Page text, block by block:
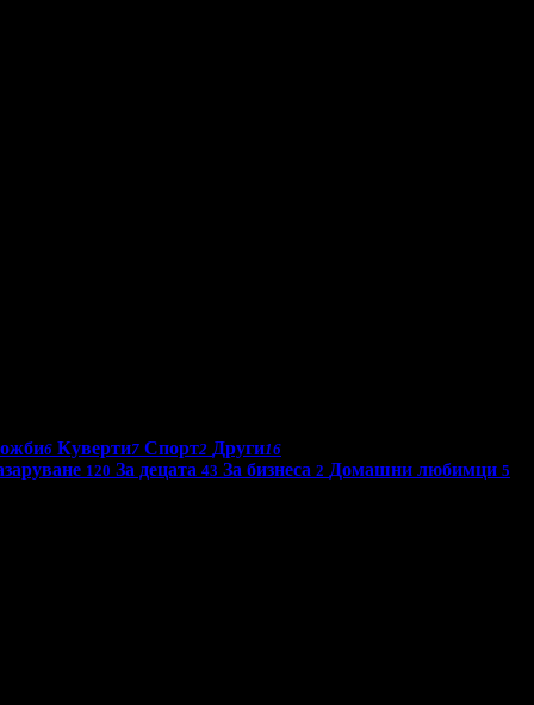
6 Куверти7 Спорт2 Други16
120 За децата 43 За бизнеса 2 Домашни любимци 5